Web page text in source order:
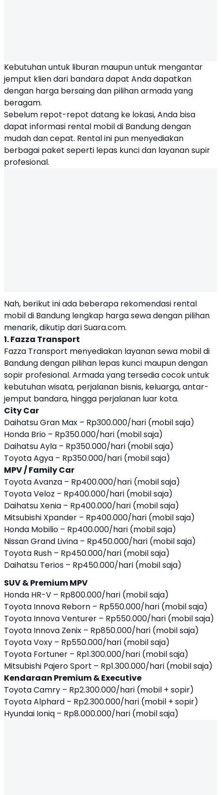
Kebutuhan untuk liburan maupun untuk mengantar
jemput klien dari bandara dapat Anda dapatkan
dengan harga bersaing dan pilihan armada yang
beragam.
Sebelum repot-repot datang ke lokasi, Anda bisa
dapat informasi rental mobil di Bandung dengan
mudah dan cepat. Rental ini pun menyediakan
berbagai paket seperti lepas kunci dan layanan supir
profesional.
Nah, berikut ini ada beberapa rekomendasi rental
mobil di Bandung lengkap harga sewa dengan pilihan
menarik, dikutip dari Suara.com.
1. Fazza Transport
Fazza Transport menyediakan layanan sewa mobil di
Bandung dengan pilihan lepas kunci maupun dengan
sopir profesional. Armada yang tersedia cocok untuk
kebutuhan wisata, perjalanan bisnis, keluarga, antar-
jemput bandara, hingga perjalanan luar kota.
City Car
Daihatsu Gran Max – Rp300.000/hari (mobil saja)
Honda Brio – Rp350.000/hari (mobil saja)
Daihatsu Ayla – Rp350.000/hari (mobil saja)
Toyota Agya – Rp350.000/hari (mobil saja)
MPV / Family Car
Toyota Avanza – Rp400.000/hari (mobil saja)
Toyota Veloz – Rp400.000/hari (mobil saja)
Daihatsu Xenia – Rp400.000/hari (mobil saja)
Mitsubishi Xpander – Rp400.000/hari (mobil saja)
Honda Mobilio – Rp400.000/hari (mobil saja)
Nissan Grand Livina – Rp450.000/hari (mobil saja)
Toyota Rush – Rp450.000/hari (mobil saja)
Daihatsu Terios – Rp450.000/hari (mobil saja)
SUV & Premium MPV
Honda HR-V – Rp800.000/hari (mobil saja)
Toyota Innova Reborn – Rp550.000/hari (mobil saja)
Toyota Innova Venturer – Rp550.000/hari (mobil saja)
Toyota Innova Zenix – Rp850.000/hari (mobil saja)
Toyota Voxy – Rp550.000/hari (mobil saja)
Toyota Fortuner – Rp1.300.000/hari (mobil saja)
Mitsubishi Pajero Sport – Rp1.300.000/hari (mobil saja)
Kendaraan Premium & Executive
Toyota Camry – Rp2.300.000/hari (mobil + sopir)
Toyota Alphard – Rp2.300.000/hari (mobil + sopir)
Hyundai Ioniq – Rp8.000.000/hari (mobil saja)